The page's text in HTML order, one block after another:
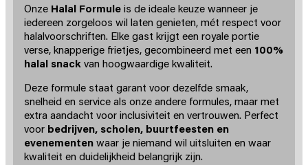
Onze Halal Formuleis de ideale keuze wanneer je
iedereen zorgeloos wil laten genieten, mét respect voor
halalvoorschriften. Elke gast krijgt een royale portie
verse, knapperige frietjes, gecombineerd met een 100%
halal snack van hoogwaardige kwaliteit.
Deze formule staat garant voor dezelfde smaak,
snelheid en service als onze andere formules, maar met
extra aandacht voor inclusiviteit en vertrouwen. Perfect
voor bedrijven, scholen, buurtfeesten en
evenementenwaar je niemand wil uitsluiten en waar
kwaliteit en duidelijkheid belangrijk zijn.